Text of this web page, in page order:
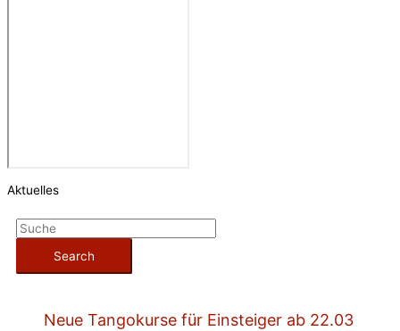
Aktuelles
Neue Tangokurse für Einsteiger ab 22.03